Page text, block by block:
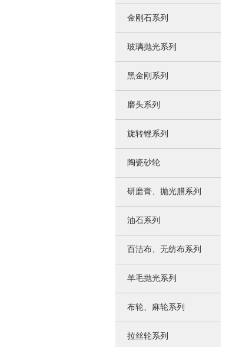
金刚石系列
玻璃抛光系列
黑金刚系列
磨头系列
旋转锉系列
陶瓷砂轮
研磨膏、抛光腊系列
油石系列
百洁布、无纺布系列
羊毛抛光系列
布轮、麻轮系列
拉丝轮系列